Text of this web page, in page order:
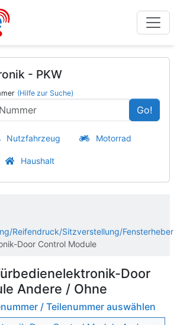
- PKW
(Hilfe zur Suche)
Go!
Nutzfahrzeug Motorrad
Haushalt
Reifendruck/Sitzverstellung/Fensterheber
Door Control Module
Door
Andere / Ohne
/ Teilenummer auswählen